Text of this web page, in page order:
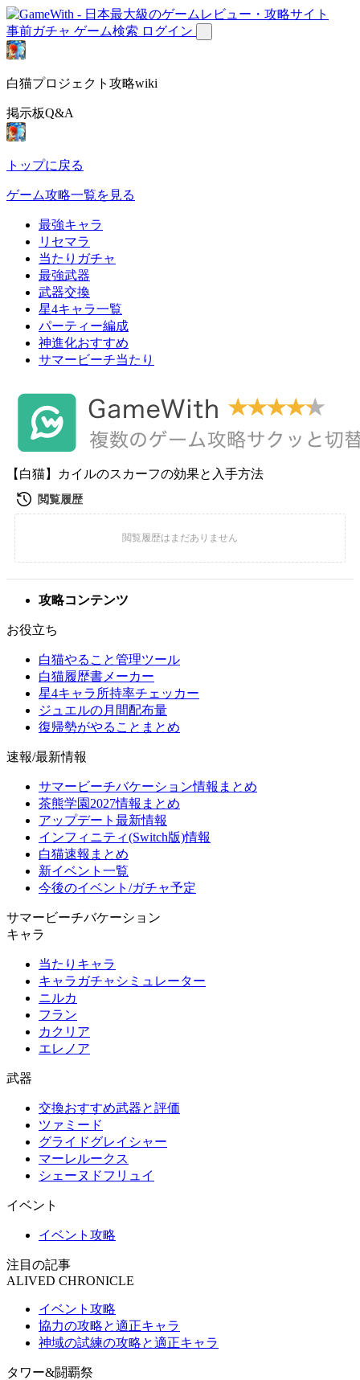
事前ガチャ ゲーム検索 ログイン
白猫プロジェクト攻略wiki
掲示板Q&A
トップに戻る
ゲーム攻略一覧を見る
最強キャラ
リセマラ
当たりガチャ
最強武器
武器交換
星4キャラ一覧
パーティー編成
神進化おすすめ
サマービーチ当たり
【白猫】カイルのスカーフの効果と入手方法
攻略コンテンツ
お役立ち
白猫やること管理ツール
白猫履歴書メーカー
星4キャラ所持率チェッカー
ジュエルの月間配布量
復帰勢がやることまとめ
速報/最新情報
サマービーチバケーション情報まとめ
茶熊学園2027情報まとめ
アップデート最新情報
インフィニティ(Switch版)情報
白猫速報まとめ
新イベント一覧
今後のイベント/ガチャ予定
サマービーチバケーション
キャラ
当たりキャラ
キャラガチャシミュレーター
ニルカ
フラン
カクリア
エレノア
武器
交換おすすめ武器と評価
ツァミード
グライドグレイシャー
マーレルークス
シェーヌドフリュイ
イベント
イベント攻略
注目の記事
ALIVED CHRONICLE
イベント攻略
協力の攻略と適正キャラ
神域の試練の攻略と適正キャラ
タワー&闘覇祭